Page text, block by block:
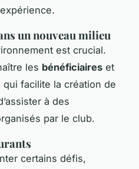
un nouveau milieu
est crucial.
les bénéficiaires et
facilite la création de
à des
par le club.
certains défis,